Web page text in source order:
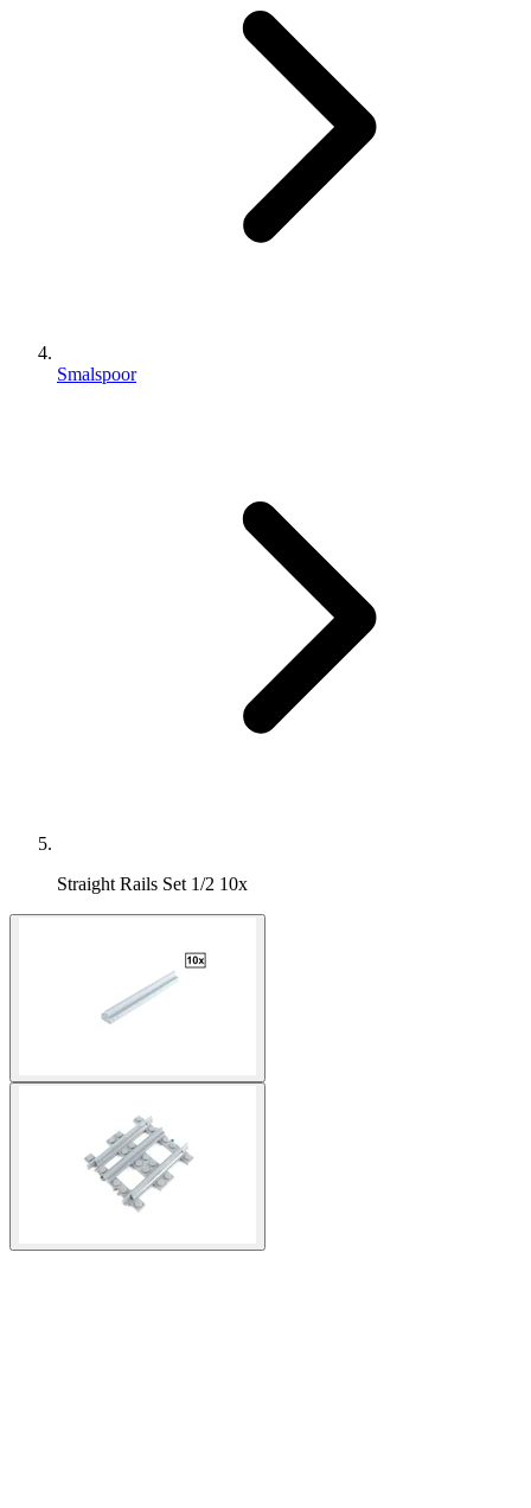
Smalspoor
Straight Rails Set 1/2 10x